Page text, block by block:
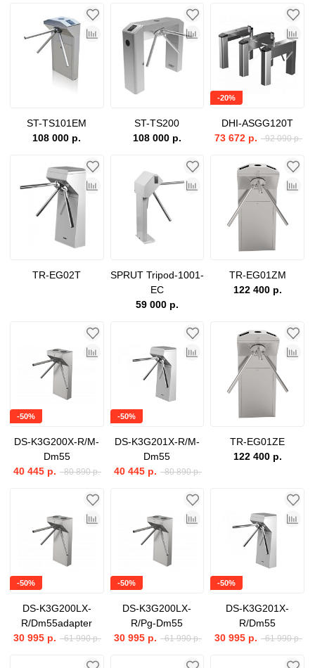
ST-TS101EM
108 000 р.
ST-TS200
108 000 р.
-20%
DHI-ASGG120T
92 090 р.
73 672 р.
TR-EG02T
SPRUT Tripod-1001-
EC
59 000 р.
TR-EG01ZM
122 400 р.
-50%
DS-K3G200X-R/M-
Dm55
80 890 р.
40 445 р.
-50%
DS-K3G201X-R/M-
Dm55
80 890 р.
40 445 р.
TR-EG01ZE
122 400 р.
-50%
DS-K3G200LX-
R/Dm55adapter
61 990 р.
30 995 р.
-50%
DS-K3G200LX-
R/Pg-Dm55
61 990 р.
30 995 р.
-50%
DS-K3G201X-
R/Dm55
61 990 р.
30 995 р.